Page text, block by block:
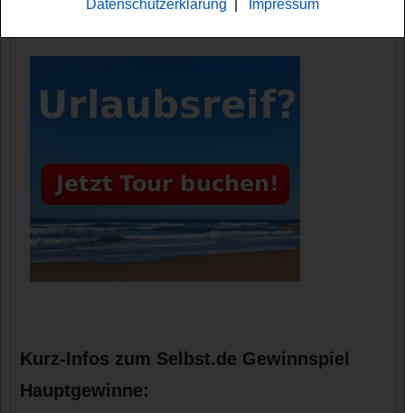
Kurz-Infos zum Selbst.de Gewinnspiel
Hauptgewinne:
Datenschutzerklärung Impressum